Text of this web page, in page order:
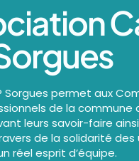
Sorgues permet aux
de la commune
leurs savoir-faire
de la solidarité des
réel esprit d’équipe.